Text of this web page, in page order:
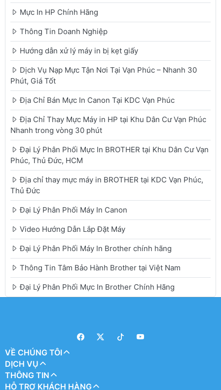
Mực In HP Chính Hãng
Thông Tin Doanh Nghiệp
Hướng dẫn xử lý máy in bị kẹt giấy
Dịch Vụ Nạp Mực Tận Nơi Tại Vạn Phúc – Nhanh 30
Phút, Giá Tốt
Địa Chỉ Bán Mực In Canon Tại KDC Vạn Phúc
Địa Chỉ Thay Mực Máy in HP tại Khu Dân Cư Vạn Phúc
Nhanh trong vòng 30 phút
Đại Lý Phân Phối Mực In BROTHER tại Khu Dân Cư Vạn
Phúc, Thủ Đức, HCM
Địa chỉ thay mực máy in BROTHER tại KDC Vạn Phúc,
Thủ Đức
Đại Lý Phân Phối Máy In Canon
Video Hướng Dẫn Lắp Đặt Máy
Đại Lý Phân Phối Máy In Brother chính hãng
Thông Tin Tâm Bảo Hành Brother tại Việt Nam
Đại Lý Phân Phối Mực In Brother Chính Hãng
VỀ CHÚNG TÔI
DỊCH VỤ
THÔNG TIN
HỖ TRỢ KHÁCH HÀNG